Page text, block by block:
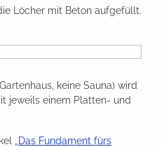
Löcher mit Beton aufgefüllt.
keine Sauna) wird
jeweils einem Platten- und
„
Das Fundament fürs